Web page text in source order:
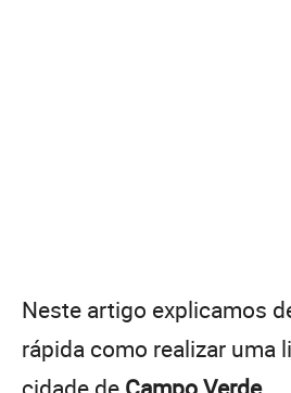
Neste artigo explicamos
rápida como realizar uma